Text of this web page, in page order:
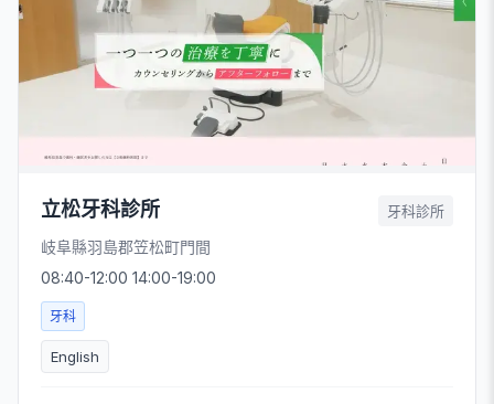
立松牙科診所 牙科診所
岐阜縣羽島郡笠松町門間
08:40-12:00 14:00-19:00
牙科
English